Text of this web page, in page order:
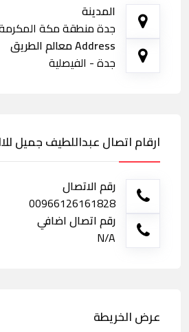
المدينة
جدة منطقة مكة
Address معالم الطريق
جدة - الفيصلية
ارقام اتصال عبداللطيف جميل
رقم الاتصال
00966126161828
رقم اتصال اضافي
N/A
عرض الخريطة